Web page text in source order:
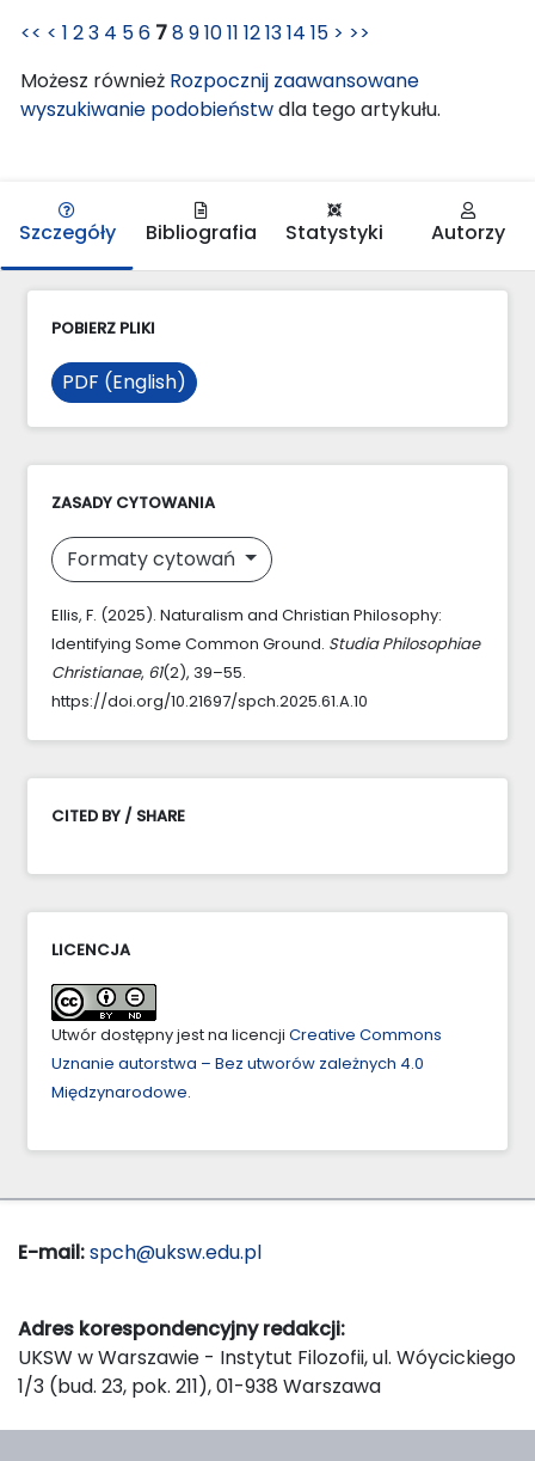
<< < 1 23 4 56 7891011 121314 15 > >>
Możesz również Rozpocznij zaawansowane
wyszukiwanie podobieństwdla tego artykułu.
Szczegóły Bibliografia Statystyki Autorzy
POBIERZ PLIKI
PDF (English)
ZASADY CYTOWANIA
Formaty cytowań
Ellis, F. (2025). Naturalism and Christian Philosophy:
Identifying Some Common Ground. Studia Philosophiae
Christianae, 61(2), 39–55.
https://doi.org/10.21697/spch.2025.61.A.10
CITED BY / SHARE
LICENCJA
Utwór dostępny jest na licencji Creative Commons
Uznanie autorstwa – Bez utworów zależnych 4.0
Międzynarodowe.
E-mail:spch@uksw.edu.pl
Adres korespondencyjny redakcji:
UKSW w Warszawie - Instytut Filozofii, ul. Wóycickiego
1/3 (bud. 23, pok. 211), 01-938 Warszawa